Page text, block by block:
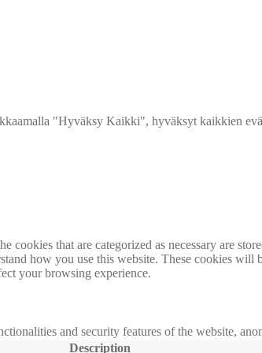
"Hyväksy Kaikki", hyväksyt kaikkien
that are categorized as necessary are
how you use this website. These cookies
your browsing experience.
and security features of the website,
Description